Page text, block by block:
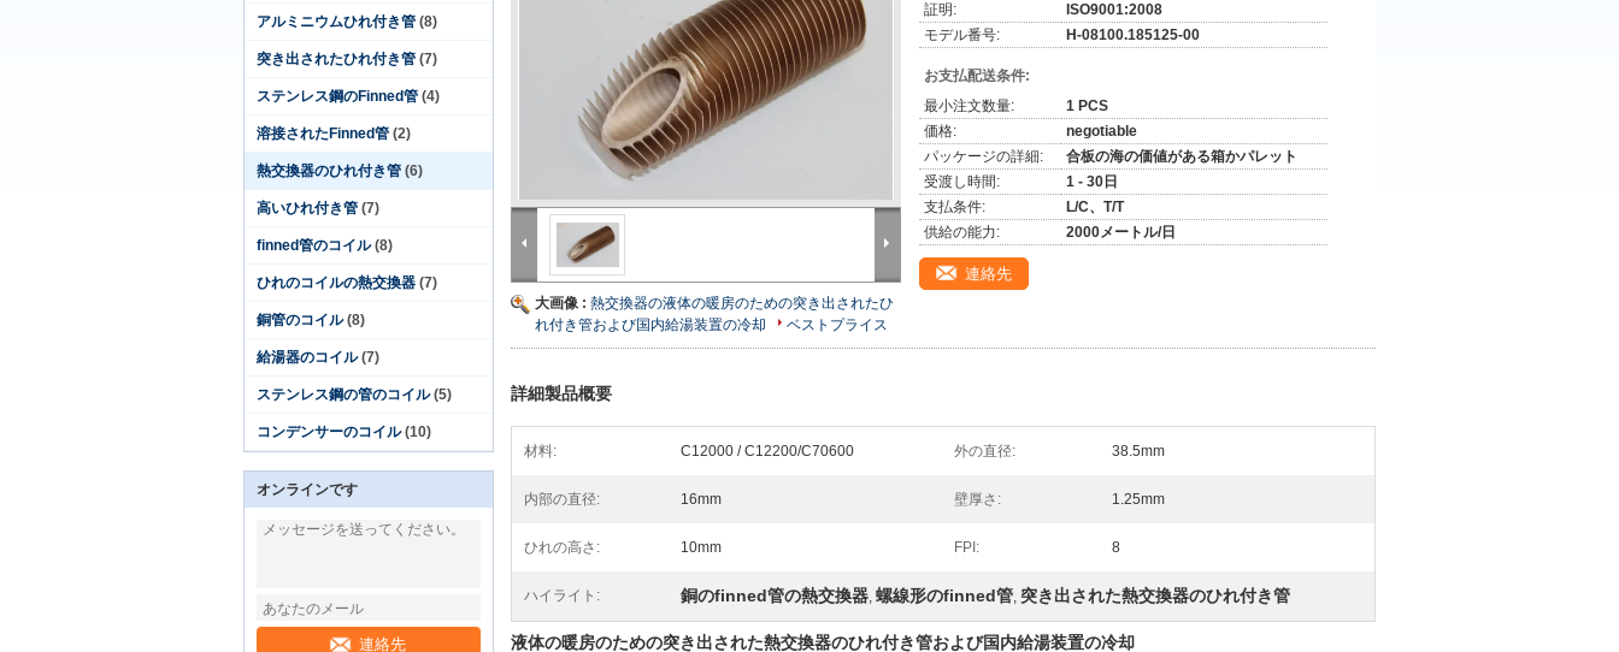
アルミニウムひれ付き管 (8)
突き出されたひれ付き管 (7)
ステンレス鋼のFinned管 (4)
溶接されたFinned管 (2)
熱交換器のひれ付き管 (6)
高いひれ付き管 (7)
finned管のコイル (8)
ひれのコイルの熱交換器 (7)
銅管のコイル (8)
給湯器のコイル (7)
ステンレス鋼の管のコイル (5)
コンデンサーのコイル (10)
オンラインです
連絡先
大画像 : 熱交換器の液体の暖房のための突き出されたひ
れ付き管および国内給湯装置の冷却
ベストプライス
証明:
ISO9001:2008
モデル番号:
H-08100.185125-00
お支払配送条件:
最小注文数量:
1 PCS
価格:
negotiable
パッケージの詳細:
合板の海の価値がある箱かパレット
受渡し時間:
1 - 30日
支払条件:
L/C、T/T
供給の能力:
2000メートル/日
連絡先
詳細製品概要
材料: C12000 / C12200/C70600 外の直径: 38.5mm
内部の直径: 16mm 壁厚さ: 1.25mm
ひれの高さ: 10mm FPI: 8
ハイライト: 銅のfinned管の熱交換器, 螺線形のfinned管, 突き出された熱交換器のひれ付き管
液体の暖房のための突き出された熱交換器のひれ付き管および国内給湯装置の冷却